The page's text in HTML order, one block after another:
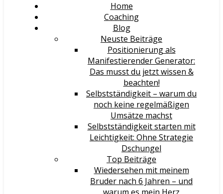
Home
Coaching
Blog
Neuste Beiträge
Positionierung als
Manifestierender Generator:
Das musst du jetzt wissen &
beachten!
Selbstständigkeit – warum du
noch keine regelmäßigen
Umsätze machst
Selbstständigkeit starten mit
Leichtigkeit: Ohne Strategie
Dschungel
Top Beiträge
Wiedersehen mit meinem
Bruder nach 6 Jahren – und